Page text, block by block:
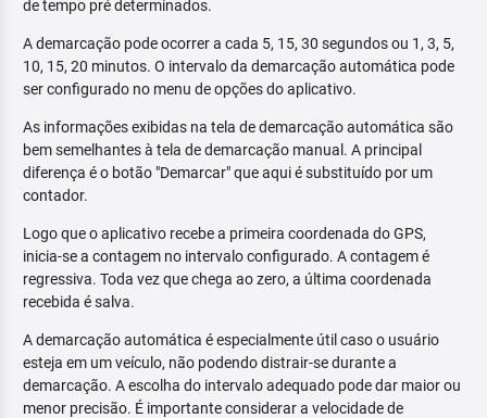
de tempo pré determinados.
A demarcação pode ocorrer a cada 5, 15, 30 segundos ou 1, 3, 5,
10, 15, 20 minutos. O intervalo da demarcação automática pode
ser configurado no menu de opções do aplicativo.
As informações exibidas na tela de demarcação automática são
bem semelhantes à tela de demarcação manual. A principal
diferença é o botão "Demarcar" que aqui é substituído por um
contador.
Logo que o aplicativo recebe a primeira coordenada do GPS,
inicia-se a contagem no intervalo configurado. A contagem é
regressiva. Toda vez que chega ao zero, a última coordenada
recebida é salva.
A demarcação automática é especialmente útil caso o usuário
esteja em um veículo, não podendo distrair-se durante a
demarcação. A escolha do intervalo adequado pode dar maior ou
menor precisão. É importante considerar a velocidade de